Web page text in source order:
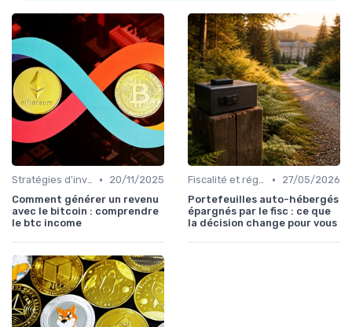
Stratégies d'investissement •
20/11/2025
Comment générer un revenu
avec le bitcoin : comprendre
le btc income
Fiscalité et réglementation •
27/05/2026
Portefeuilles auto-hébergés
épargnés par le fisc : ce que
la décision change pour vous